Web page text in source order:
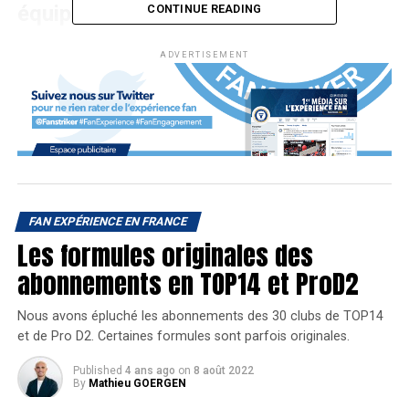
équipe favorite.
Entre le 26 septembre et le 27 octobre, la LNB a mis en
place des actions dédiées pour les fans dans toutes les
salles de Pro B (2
division) et Jeep Elite (1ère
sociaux et ensuite offrir une expérience immersive à leur
SuperFan. Une idée intéressante qui nous fait penser à
celle imaginée par Canal + et la LFP avec le Crazy Fan de
la Ligue 1 Conforamaen mars dernier.
Engager les fans de basket
La LNB a instauré ces journées pour inciter les clubs
français à travailler sur l’expérience fan proposée aux
CONTINUE READING
ADVERTISEMENT
FAN EXPÉRIENCE EN FRANCE
Les formules originales des
abonnements en TOP14 et ProD2
Nous avons épluché les abonnements des 30 clubs de TOP14
et de Pro D2. Certaines formules sont parfois originales.
Published 4 ans ago on 8 août 2022
By Mathieu GOERGEN